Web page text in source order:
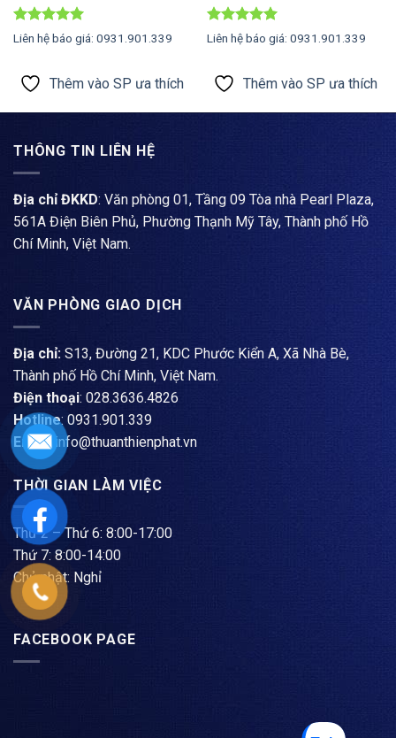
Được xếp
hạng5
Liên hệ báo giá: 0931.901.339
Thêm vào SP ưa thích
Được xếp
hạng5
Liên hệ báo giá: 0931.901.339
Thêm vào SP ưa thích
THÔNG TIN LIÊN HỆ
Địa chỉ ĐKKD: Văn phòng 01, Tầng 09 Tòa nhà Pearl Plaza,
561A Điện Biên Phủ, Phường Thạnh Mỹ Tây, Thành phố Hồ
Chí Minh, Việt Nam.
VĂN PHÒNG GIAO DỊCH
Địa chỉ: S13, Đường 21, KDC Phước Kiển A, Xã Nhà Bè,
Thành phố Hồ Chí Minh, Việt Nam.
Điện thoại: ​028.3636.4826
Hotline: 0931.901.339
Email: info@thuanthienphat.vn
THỜI GIAN LÀM VIỆC
Thứ 2 – Thứ 6: 8:00-17:00
Thứ 7: 8:00-14:00
Chủ nhật: Nghỉ
FACEBOOK PAGE